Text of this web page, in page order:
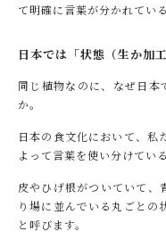
て明確に言葉が分かれてい
日本では「状態（生か加
同じ植物なのに、なぜ日本
か。
日本の食文化において、私
よって言葉を使い分けてい
皮やひげ根がついていて、
り場に並んでいる丸ごとの
と呼びます。